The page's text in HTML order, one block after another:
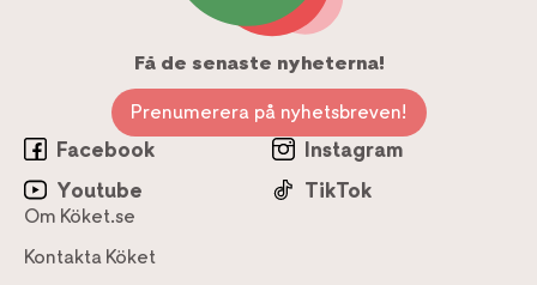
Få de senaste nyheterna!
Prenumerera på nyhetsbreven!
Facebook
Instagram
Youtube
TikTok
Om Köket.se
Kontakta Köket